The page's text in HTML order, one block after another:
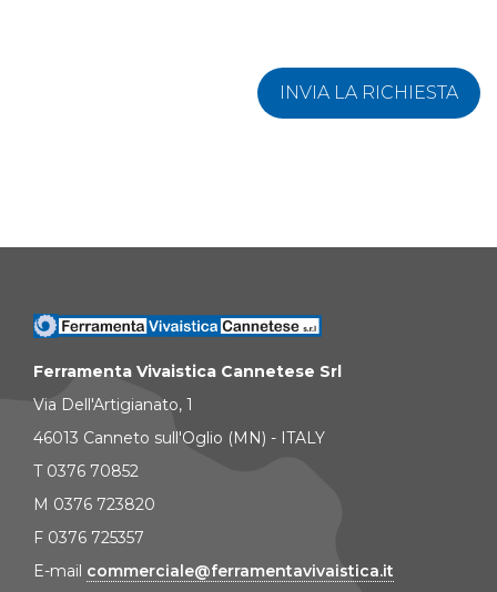
INVIA LA RICHIESTA
Ferramenta Vivaistica Cannetese Srl
Via Dell'Artigianato, 1
46013 Canneto sull'Oglio (MN) - ITALY
T 0376 70852
M 0376 723820
F 0376 725357
E-mail commerciale@ferramentavivaistica.it